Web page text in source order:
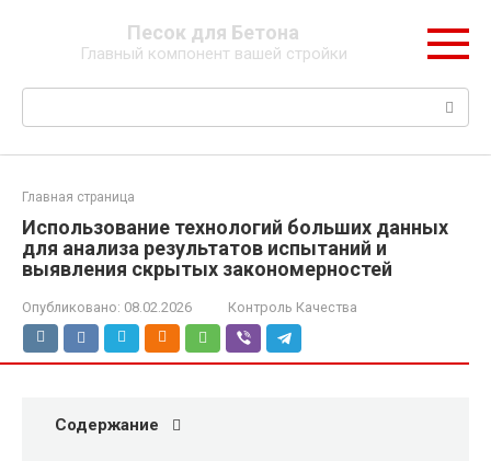
Песок для Бетона
Главный компонент вашей стройки
Поиск:
Главная страница
Использование технологий больших данных
для анализа результатов испытаний и
выявления скрытых закономерностей
Опубликовано: 08.02.2026 Контроль Качества
Содержание